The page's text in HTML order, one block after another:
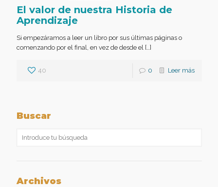
El valor de nuestra Historia de
Aprendizaje
Si empezáramos a leer un libro por sus últimas páginas o
comenzando por el final, en vez de desde el […]
40 0 Leer más
Buscar
Archivos